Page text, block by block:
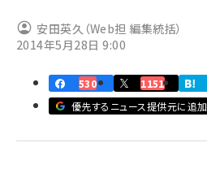
note (2320)
z世代 (1629)
安田英久（Web担 編集統括）
2014年5月28日 9:00
530 1151
優先するニュース提供元に追加